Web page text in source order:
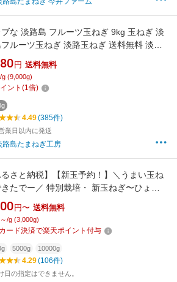
ブな 淡路島 フルーツ玉ねぎ 9kg 玉ねぎ 淡
ルーツ玉ねぎ 淡路玉ねぎ 送料無料 淡路
ぎ たまねぎ ランキング 大容量 original
円 送料無料
g (9,000g)
ント (1倍)
4.49(385件)
業日以内に発送
路島たまねぎ工房
るさと納税】【新玉予約！】＼うまい玉ね
きたでー／ 特別栽培・ 新玉ねぎ〜ひょう
心ブランド認証取得〜◆配送R9.3月中旬～
円〜 送料無料
/g (3,000g)
ード決済で楽天ポイント付与
5000g 10000g
4.29(106件)
日の指定はできません。